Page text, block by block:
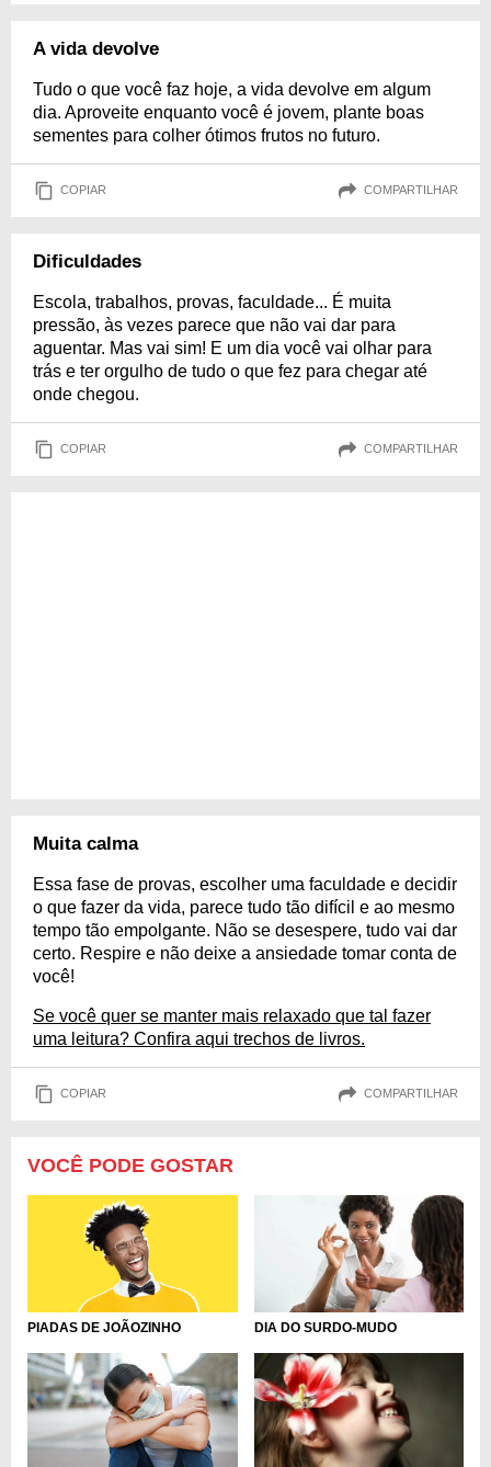
A vida devolve
Tudo o que você faz hoje, a vida devolve em algum
dia. Aproveite enquanto você é jovem, plante boas
sementes para colher ótimos frutos no futuro.
COPIAR COMPARTILHAR
Dificuldades
Escola, trabalhos, provas, faculdade... É muita
pressão, às vezes parece que não vai dar para
aguentar. Mas vai sim! E um dia você vai olhar para
trás e ter orgulho de tudo o que fez para chegar até
onde chegou.
COPIAR COMPARTILHAR
Muita calma
Essa fase de provas, escolher uma faculdade e decidir
o que fazer da vida, parece tudo tão difícil e ao mesmo
tempo tão empolgante. Não se desespere, tudo vai dar
certo. Respire e não deixe a ansiedade tomar conta de
você!
Se você quer se manter mais relaxado que tal fazer
uma leitura? Confira aqui trechos de livros.
COPIAR COMPARTILHAR
VOCÊ PODE GOSTAR
PIADAS DE JOÃOZINHO DIA DO SURDO-MUDO